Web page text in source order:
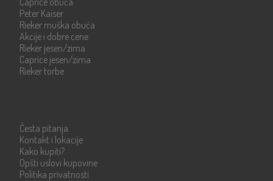
Peter Kaiser
Rieker muška obuća
Akcije i dobre cene
Rieker jesen/zima
Caprice jesen/zima
Rieker torbe
Česta pitanja
Kontakt i lokacije
Kako kupiti?
Opšti uslovi kupovine
Politika privatnosti